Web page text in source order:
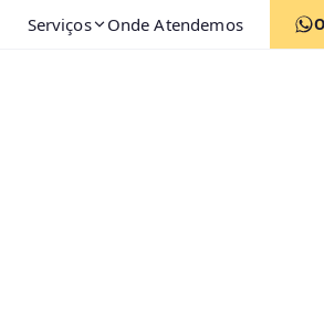
Serviços Onde Atendemos